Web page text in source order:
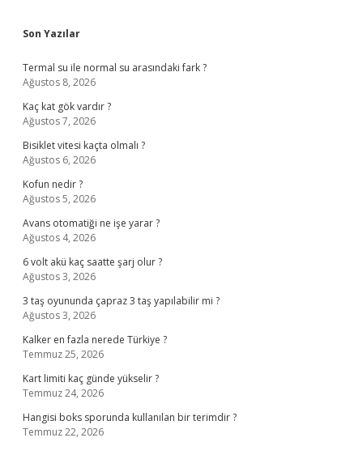
Sidebar
Son Yazılar
Termal su ile normal su arasındaki fark ?
Ağustos 8, 2026
Kaç kat gök vardır ?
Ağustos 7, 2026
Bisiklet vitesi kaçta olmalı ?
Ağustos 6, 2026
Kofun nedir ?
Ağustos 5, 2026
Avans otomatiği ne işe yarar ?
Ağustos 4, 2026
6 volt akü kaç saatte şarj olur ?
Ağustos 3, 2026
3 taş oyununda çapraz 3 taş yapılabilir mi ?
Ağustos 3, 2026
Kalker en fazla nerede Türkiye ?
Temmuz 25, 2026
Kart limiti kaç günde yükselir ?
Temmuz 24, 2026
Hangisi boks sporunda kullanılan bir terimdir ?
Temmuz 22, 2026